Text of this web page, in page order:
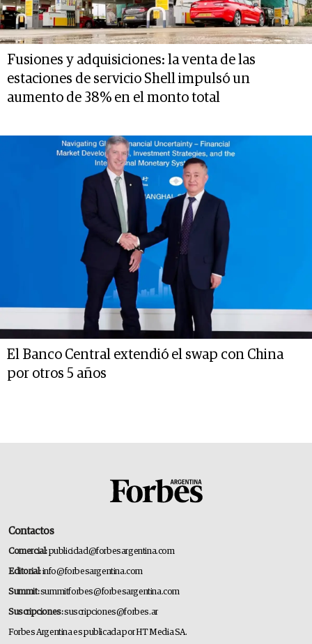
Fusiones y adquisiciones: la venta de las
estaciones de servicio Shell impulsó un
aumento de 38% en el monto total
El Banco Central extendió el swap con China
por otros 5 años
Contactos
Comercial:publicidad@forbesargentina.com
Editorial:info@forbesargentina.com
Summit:summitforbes@forbesargentina.com
Suscripciones:suscripciones@forbes.ar
Forbes Argentina es publicada por HT Media SA.